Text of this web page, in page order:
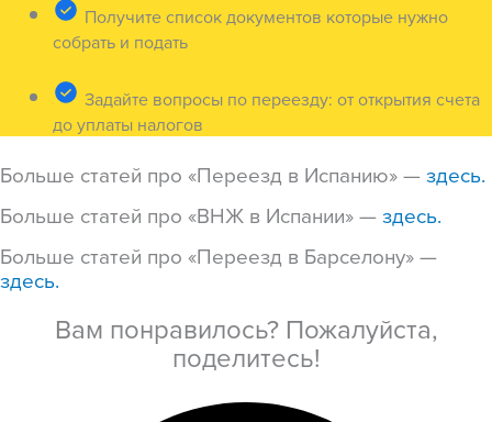
Получите список документов которые нужно
собрать и подать
Задайте вопросы по переезду: от открытия счета
до уплаты налогов
Больше статей про «Переезд в Испанию» —здесь.
Больше статей про «ВНЖ в Испании» —здесь.
Больше статей про «Переезд в Барселону» —
здесь.
Вам понравилось? Пожалуйста,
поделитесь!